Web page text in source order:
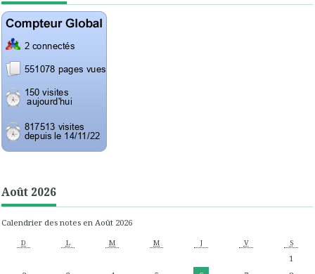
Août 2026
Calendrier des notes en Août 2026
D L M M J V S
1